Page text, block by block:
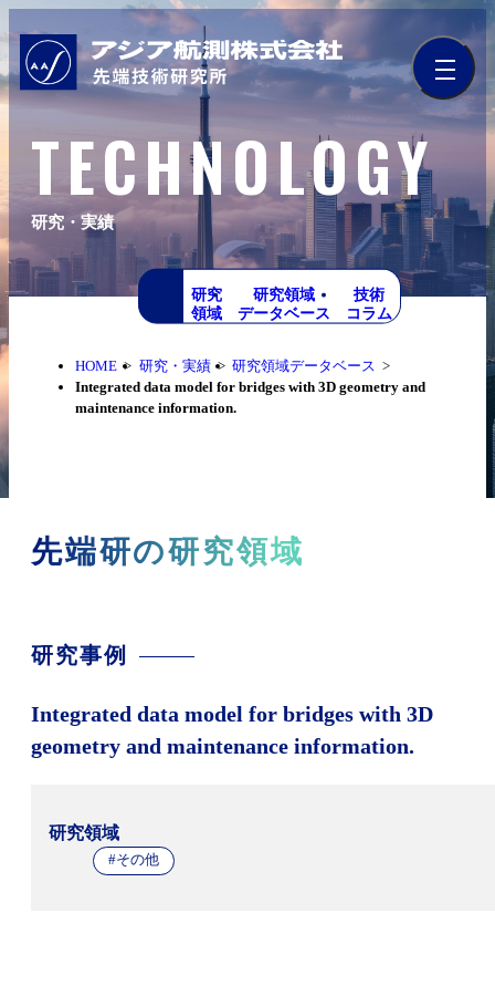
TECHNOLOGY
研究・実績
研究
領域
研究領域
データベース
技術
コラム
HOME 研究・実績
研究領域データベース
Integrated data model for bridges with 3D geometry and
maintenance information.
先端研の研究領域
研究事例
Integrated data model for bridges with 3D
geometry and maintenance information.
研究領域
#その他